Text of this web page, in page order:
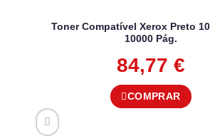
Toner Compatível Xerox Preto
10000 Pág.
84,77 €
COMPRAR